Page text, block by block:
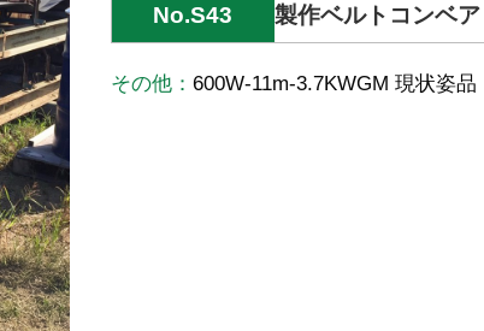
No.S43 製作ベルトコンベア
その他：600W-11m-3.7KWGM 現状姿品